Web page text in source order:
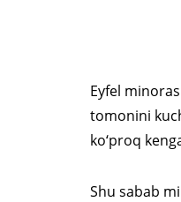
Eyfel
tomonini
ko‘proq
Shu sabab